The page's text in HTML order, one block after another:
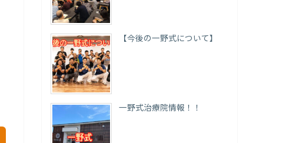
【今後の一野式について】
一野式治療院情報！！